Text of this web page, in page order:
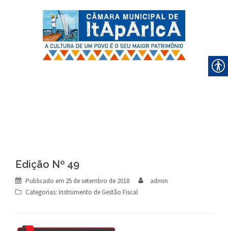
Edição Nº 49
Publicado em 25 de setembro de 2018
admin
Categorias: Instrumento de Gestão Fiscal